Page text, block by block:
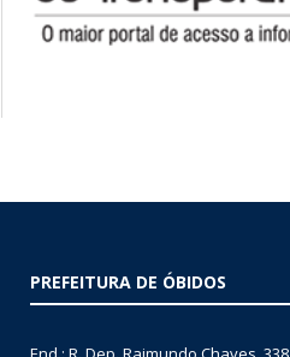
PREFEITURA DE ÓBIDOS